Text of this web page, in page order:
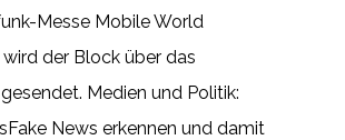
Messe Mobile World
wird der Block über das
Medien und Politik:
News erkennen und damit